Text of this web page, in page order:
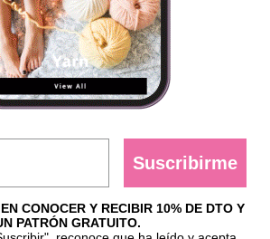
Suscribirme
CONOCER Y RECIBIR 10% DE DTO Y
PATRÓN GRATUITO.